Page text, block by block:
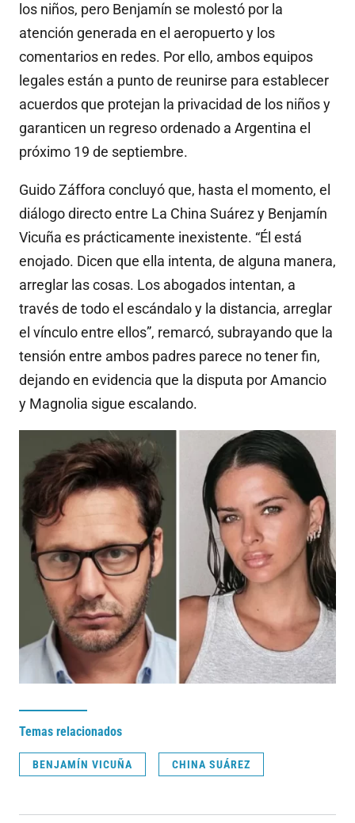
los niños, pero Benjamín se molestó por la
atención generada en el aeropuerto y los
comentarios en redes. Por ello, ambos equipos
legales están a punto de reunirse para establecer
acuerdos que protejan la privacidad de los niños y
garanticen un regreso ordenado a Argentina el
próximo 19 de septiembre.
Guido Záffora concluyó que, hasta el momento, el
diálogo directo entre La China Suárez y Benjamín
Vicuña es prácticamente inexistente. “Él está
enojado. Dicen que ella intenta, de alguna manera,
arreglar las cosas. Los abogados intentan, a
través de todo el escándalo y la distancia, arreglar
el vínculo entre ellos”, remarcó, subrayando que la
tensión entre ambos padres parece no tener fin,
dejando en evidencia que la disputa por Amancio
y Magnolia sigue escalando.
Temas relacionados
BENJAMÍN VICUÑA CHINA SUÁREZ